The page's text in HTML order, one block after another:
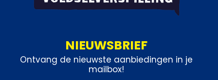
NIEUWSBRIEF
Ontvang de nieuwste aanbiedingen in je
mailbox!